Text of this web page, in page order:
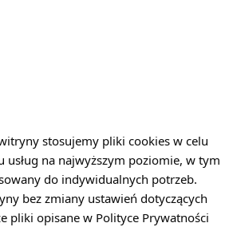
stosujemy pliki cookies w celu
usług na najwyższym poziomie, w tym
do indywidualnych potrzeb.
bez zmiany ustawień dotyczących
pliki opisane w Polityce Prywatności